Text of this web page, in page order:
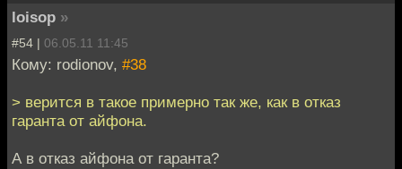
loisop »
#54 | 06.05.11 11:45
Кому: rodionov, #38
> верится в такое примерно так же, как в отказ
гаранта от айфона.
А в отказ айфона от гаранта?